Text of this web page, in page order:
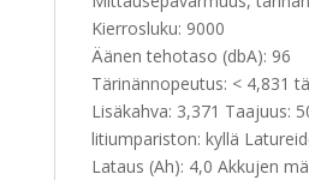
Kierrosluku: 9000
Äänen tehotaso (dbA): 96
Tärinännopeutus: < 4,831
Lisäkahva: 3,371 Taajuus:
litiumpariston: kyllä
Lataus (Ah): 4,0 Akkujen